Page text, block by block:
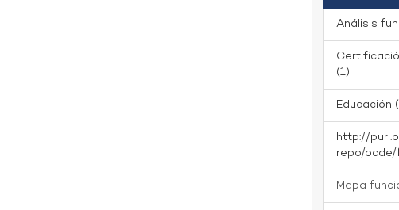
Análisis
(1)
Educación
http://
repo/ocde/
Mapa